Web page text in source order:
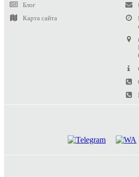
Блог
Карта сайта